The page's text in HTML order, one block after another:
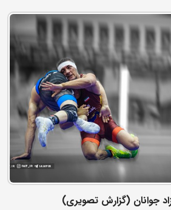
جوانان (گزارش تصویری)